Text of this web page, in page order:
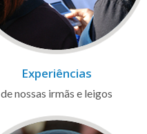
Experiências
de nossas irmãs e leigos